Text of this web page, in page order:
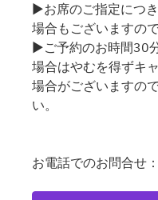
▶お席のご指定につ
場合もございますの
▶ご予約のお時間30
場合はやむを得ずキ
場合がございますの
い。
お電話でのお問合せ